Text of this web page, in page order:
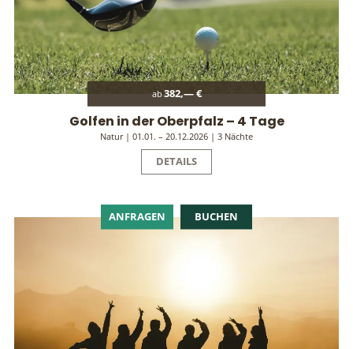
ab382,— €
Golfen in der Oberpfalz – 4 Tage
Natur | 01.01. – 20.12.2026 | 3 Nächte
DETAILS
ANFRAGEN BUCHEN